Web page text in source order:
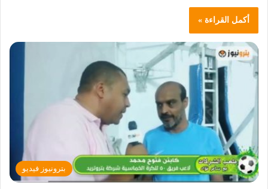
أكمل القراءة »
بترونيوز فيديو